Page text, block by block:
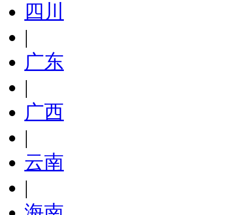
四川
|
广东
|
广西
|
云南
|